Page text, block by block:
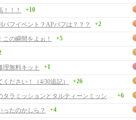
！！
+10
バフイベント？APバフは？？？
+2
の瞬間をよぉ！
+5
理無料キット
+1
ださい！（4/30追記）
+26
反復クエストのタラミッションとタルティーンミッション
+6
ったのかしら？
+4